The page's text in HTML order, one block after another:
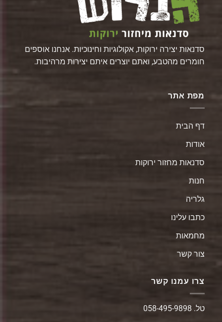
סדנאות יצירה ירוקות, אקולוגיות וחינוכיות. אנחנו אוספים
חומרים מהטבע, ואתם יוצרים איתם יצירות מרהיבות.
מפת אתר
דף הבית
אודות
סדנאות מחזור ירוקות
חנות
גלריה
כתבו עלינו
מחמאות
צור קשר
צרו עמנו קשר
טל. 058-495-9898